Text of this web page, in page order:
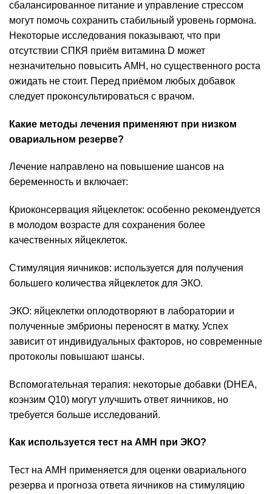
сбалансированное питание и управление стрессом
могут помочь сохранить стабильный уровень гормона.
Некоторые исследования показывают, что при
отсутствии СПКЯ приём витамина D может
незначительно повысить AMH, но существенного роста
ожидать не стоит. Перед приёмом любых добавок
следует проконсультироваться с врачом.
Какие методы лечения применяют при низком
овариальном резерве?
Лечение направлено на повышение шансов на
беременность и включает:
Криоконсервация яйцеклеток: особенно рекомендуется
в молодом возрасте для сохранения более
качественных яйцеклеток.
Стимуляция яичников: используется для получения
большего количества яйцеклеток для ЭКО.
ЭКО: яйцеклетки оплодотворяют в лаборатории и
полученные эмбрионы переносят в матку. Успех
зависит от индивидуальных факторов, но современные
протоколы повышают шансы.
Вспомогательная терапия: некоторые добавки (DHEA,
коэнзим Q10) могут улучшить ответ яичников, но
требуется больше исследований.
Как используется тест на AMH при ЭКО?
Тест на AMH применяется для оценки овариального
резерва и прогноза ответа яичников на стимуляцию